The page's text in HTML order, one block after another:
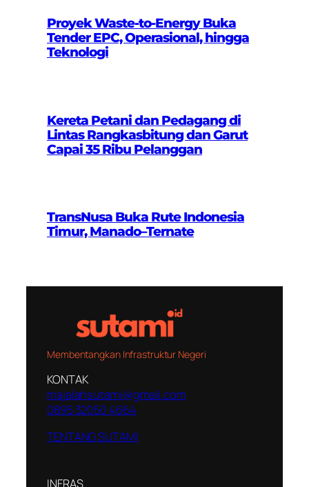
Proyek Waste-to-Energy Buka
Tender EPC, Operasional, hingga
Teknologi
Kereta Petani dan Pedagang di
Lintas Rangkasbitung dan Garut
Capai 35 Ribu Pelanggan
TransNusa Buka Rute Indonesia
Timur, Manado–Ternate
Membentangkan Infrastruktur Negeri
KONTAK
majalahsutami@gmail.com
0895 32050 4664
TENTANG SUTAMI
INFRAS